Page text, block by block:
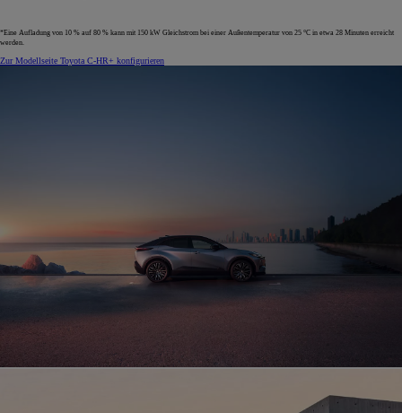
*Eine Aufladung von 10 % auf 80 % kann mit 150 kW Gleichstrom bei einer Außentemperatur von 25 °C in etwa 28 Minuten erreicht
werden.
Zur Modellseite Toyota C-HR+ konfigurieren